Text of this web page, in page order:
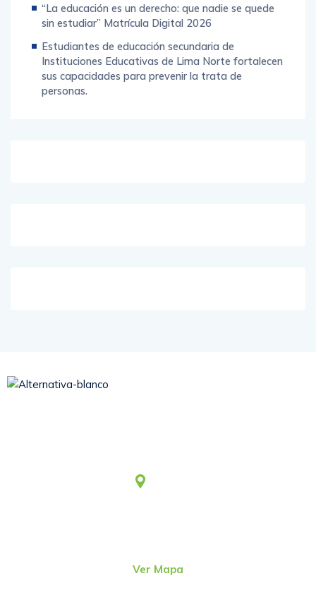
“La educación es un derecho: que nadie se quede
sin estudiar” Matrícula Digital 2026
Estudiantes de educación secundaria de
Instituciones Educativas de Lima Norte fortalecen
sus capacidades para prevenir la trata de
personas.
Ver Mapa